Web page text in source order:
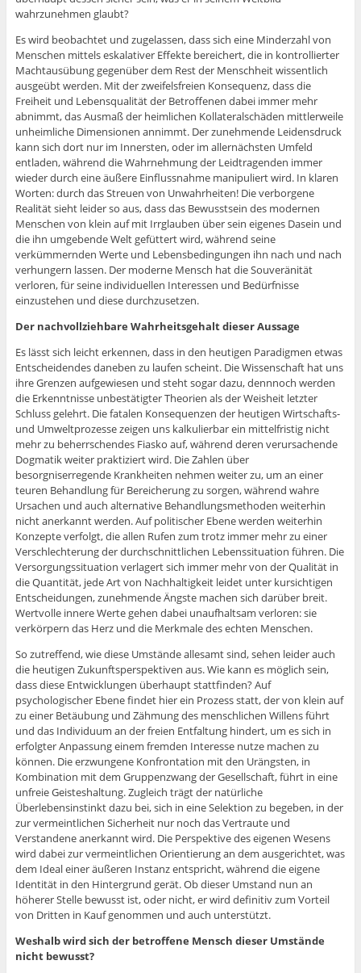
wahrzunehmen glaubt?
Es wird beobachtet und zugelassen, dass sich eine Minderzahl von
Menschen mittels eskalativer Effekte bereichert, die in kontrollierter
Machtausübung gegenüber dem Rest der Menschheit wissentlich
ausgeübt werden. Mit der zweifelsfreien Konsequenz, dass die
Freiheit und Lebensqualität der Betroffenen dabei immer mehr
abnimmt, das Ausmaß der heimlichen Kollateralschäden mittlerweile
unheimliche Dimensionen annimmt. Der zunehmende Leidensdruck
kann sich dort nur im Innersten, oder im allernächsten Umfeld
entladen, während die Wahrnehmung der Leidtragenden immer
wieder durch eine äußere Einflussnahme manipuliert wird. In klaren
Worten: durch das Streuen von Unwahrheiten! Die verborgene
Realität sieht leider so aus, dass das Bewusstsein des modernen
Menschen von klein auf mit Irrglauben über sein eigenes Dasein und
die ihn umgebende Welt gefüttert wird, während seine
verkümmernden Werte und Lebensbedingungen ihn nach und nach
verhungern lassen. Der moderne Mensch hat die Souveränität
verloren, für seine individuellen Interessen und Bedürfnisse
einzustehen und diese durchzusetzen.
Der nachvollziehbare Wahrheitsgehalt dieser Aussage
Es lässt sich leicht erkennen, dass in den heutigen Paradigmen etwas
Entscheidendes daneben zu laufen scheint. Die Wissenschaft hat uns
ihre Grenzen aufgewiesen und steht sogar dazu, dennnoch werden
die Erkenntnisse unbestätigter Theorien als der Weisheit letzter
Schluss gelehrt. Die fatalen Konsequenzen der heutigen Wirtschafts-
und Umweltprozesse zeigen uns kalkulierbar ein mittelfristig nicht
mehr zu beherrschendes Fiasko auf, während deren verursachende
Dogmatik weiter praktiziert wird. Die Zahlen über
besorgniserregende Krankheiten nehmen weiter zu, um an einer
teuren Behandlung für Bereicherung zu sorgen, während wahre
Ursachen und auch alternative Behandlungsmethoden weiterhin
nicht anerkannt werden. Auf politischer Ebene werden weiterhin
Konzepte verfolgt, die allen Rufen zum trotz immer mehr zu einer
Verschlechterung der durchschnittlichen Lebenssituation führen. Die
Versorgungssituation verlagert sich immer mehr von der Qualität in
die Quantität, jede Art von Nachhaltigkeit leidet unter kursichtigen
Entscheidungen, zunehmende Ängste machen sich darüber breit.
Wertvolle innere Werte gehen dabei unaufhaltsam verloren: sie
verkörpern das Herz und die Merkmale des echten Menschen.
So zutreffend, wie diese Umstände allesamt sind, sehen leider auch
die heutigen Zukunftsperspektiven aus. Wie kann es möglich sein,
dass diese Entwicklungen überhaupt stattfinden? Auf
psychologischer Ebene findet hier ein Prozess statt, der von klein auf
zu einer Betäubung und Zähmung des menschlichen Willens führt
und das Individuum an der freien Entfaltung hindert, um es sich in
erfolgter Anpassung einem fremden Interesse nutze machen zu
können. Die erzwungene Konfrontation mit den Urängsten, in
Kombination mit dem Gruppenzwang der Gesellschaft, führt in eine
unfreie Geisteshaltung. Zugleich trägt der natürliche
Überlebensinstinkt dazu bei, sich in eine Selektion zu begeben, in der
zur vermeintlichen Sicherheit nur noch das Vertraute und
Verstandene anerkannt wird. Die Perspektive des eigenen Wesens
wird dabei zur vermeintlichen Orientierung an dem ausgerichtet, was
dem Ideal einer äußeren Instanz entspricht, während die eigene
Identität in den Hintergrund gerät. Ob dieser Umstand nun an
höherer Stelle bewusst ist, oder nicht, er wird definitiv zum Vorteil
von Dritten in Kauf genommen und auch unterstützt.
Weshalb wird sich der betroffene Mensch dieser Umstände
nicht bewusst?